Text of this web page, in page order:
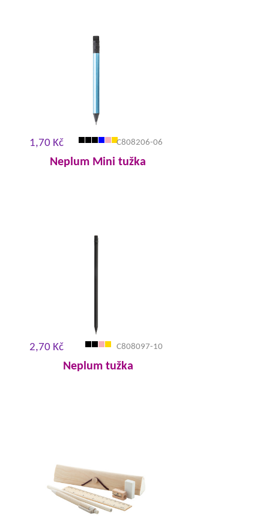
1,70 Kč C808206-06
Neplum Mini tužka
2,70 Kč C808097-10
Neplum tužka